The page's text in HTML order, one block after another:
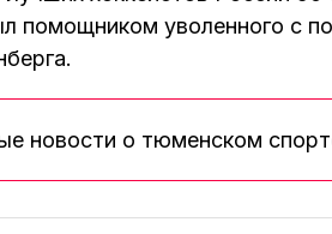
помощником уволенного с
новости о тюменском